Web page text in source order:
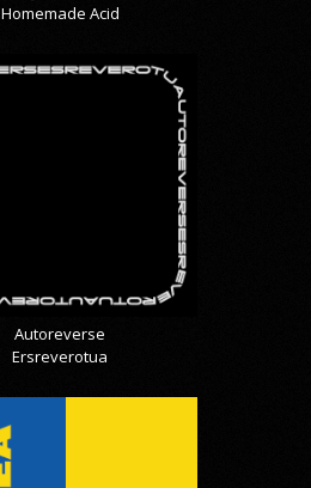
Homemade Acid
Autoreverse
Ersreverotua